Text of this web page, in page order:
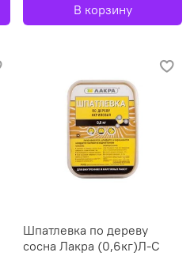
В корзину
Шпатлевка по дереву
сосна Лакра (0,6кг)Л-С